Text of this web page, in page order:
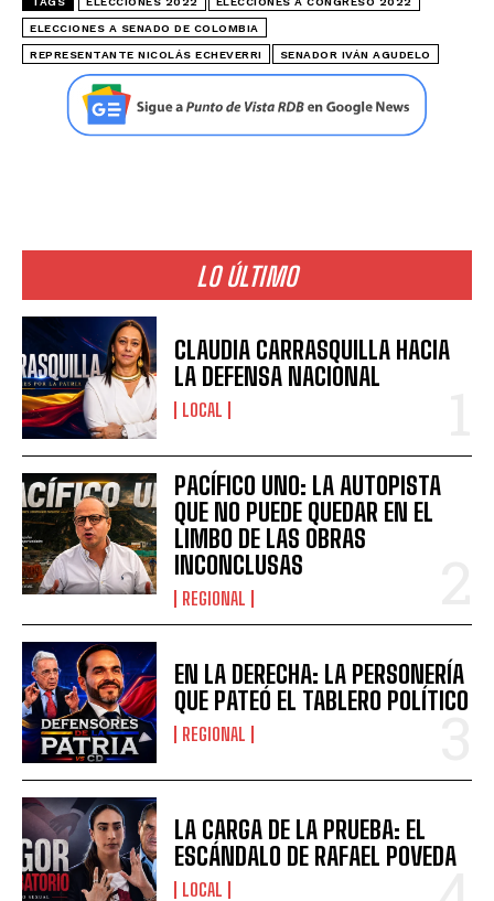
ELECCIONES A SENADO DE COLOMBIA
REPRESENTANTE NICOLÁS ECHEVERRI SENADOR IVÁN AGUDELO
LO ÚLTIMO
CLAUDIA CARRASQUILLA HACIA
LA DEFENSA NACIONAL
LOCAL
PACÍFICO UNO: LA AUTOPISTA
QUE NO PUEDE QUEDAR EN EL
LIMBO DE LAS OBRAS
INCONCLUSAS
REGIONAL
EN LA DERECHA: LA PERSONERÍA
QUE PATEÓ EL TABLERO POLÍTICO
REGIONAL
LA CARGA DE LA PRUEBA: EL
ESCÁNDALO DE RAFAEL POVEDA
LOCAL